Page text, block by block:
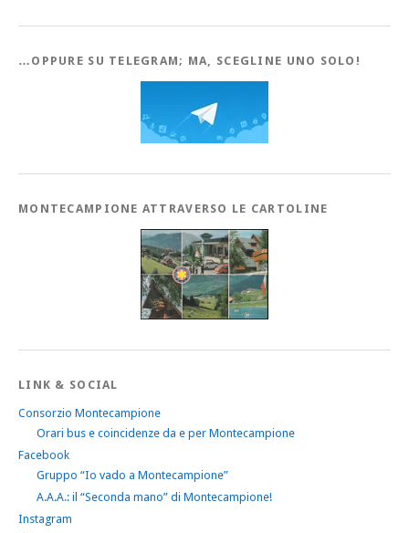
…OPPURE SU TELEGRAM; MA, SCEGLINE UNO SOLO!
MONTECAMPIONE ATTRAVERSO LE CARTOLINE
LINK & SOCIAL
Consorzio Montecampione
Orari bus e coincidenze da e per Montecampione
Facebook
Gruppo “Io vado a Montecampione”
A.A.A.: il “Seconda mano” di Montecampione!
Instagram